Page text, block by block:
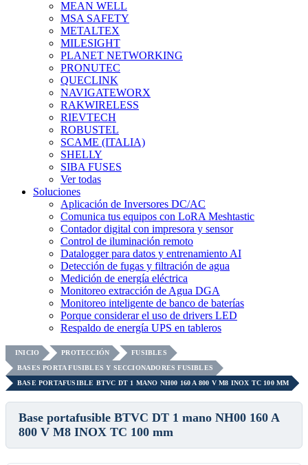
MEAN WELL
MSA SAFETY
METALTEX
MILESIGHT
PLANET NETWORKING
PRONUTEC
QUECLINK
NAVIGATEWORX
RAKWIRELESS
RIEVTECH
ROBUSTEL
SCAME (ITALIA)
SHELLY
SIBA FUSES
Ver todas
Soluciones
Aplicación de Inversores DC/AC
Comunica tus equipos con LoRA Meshtastic
Contador digital con impresora y sensor
Control de iluminación remoto
Datalogger para datos y entrenamiento AI
Detección de fugas y filtración de agua
Medición de energía eléctrica
Monitoreo extracción de Agua DGA
Monitoreo inteligente de banco de baterías
Porque considerar el uso de drivers LED
Respaldo de energía UPS en tableros
INICIO PROTECCIÓN
FUSIBLES
BASES PORTA FUSIBLES Y SECCIONADORES FUSIBLES
BASE PORTAFUSIBLE BTVC DT 1 MANO NH00 160 A 800 V M8 INOX TC 100 MM
Base portafusible BTVC DT 1 mano NH00 160 A
800 V M8 INOX TC 100 mm